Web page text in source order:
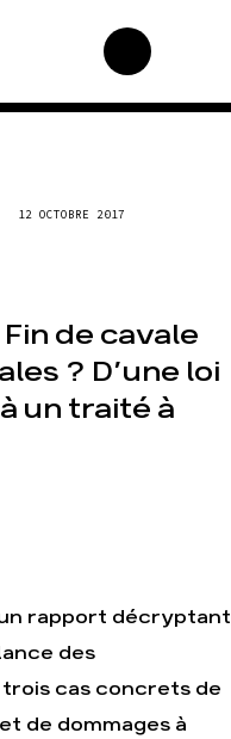
Total, rendez-vous
Mode : une
tendance
la violence TOTAL(e)
thématiques
Climat – Énergie
Surproduction
12 OCTOBRE 2017
de cavale
? D’une loi
un traité à
rapport décryptant
des
cas concrets de
de dommages à